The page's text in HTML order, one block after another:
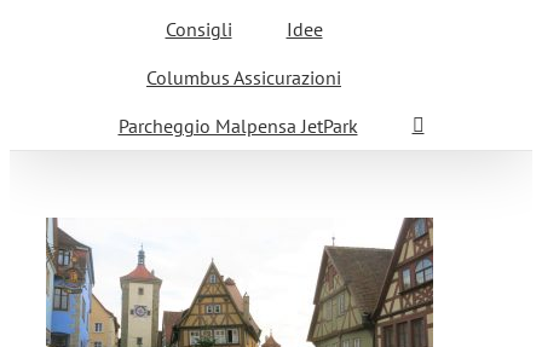
Consigli
Idee
Columbus Assicurazioni
Parcheggio Malpensa JetPark